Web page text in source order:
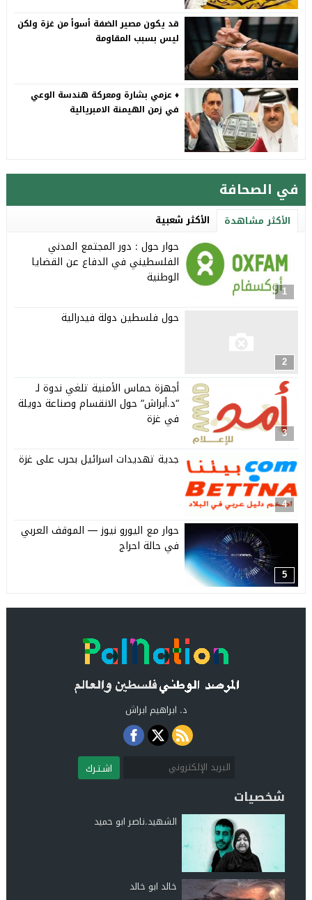
قد يكون مصير الضفة أسوأ من غزة ولكن
ليس بسبب المقاومة
♦️ عزمي بشارة ومعركة هندسة الوعي
في زمن الهيمنة الامبريالية
في الصحافة
الأكثر مشاهدة الأكثر شعبية
1
حوار حول : دور المجتمع المدني
الفلسطيني في الدفاع عن القضايا
الوطنية
2
حول فلسطين دولة فيدرالية
3
أجهزة حماس الأمنية تلغي ندوة لـ
“د.أبراش” حول الانقسام وصناعة دويلة
في غزة
4
جدية تهديدات اسرائيل بحرب على غزة
5
حوار مع اليورو نيوز — الموقف العربي
في حالة احراج
د. ابراهيم ابراش
اشـتـرك
شخصيات
الشهيد.ناصر ابو حميد
خالد ابو خالد